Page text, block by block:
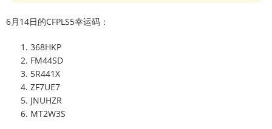
6月14日的CFPLS5幸运码：
368HKP
FM44SD
5R441X
ZF7UE7
JNUHZR
MT2W3S